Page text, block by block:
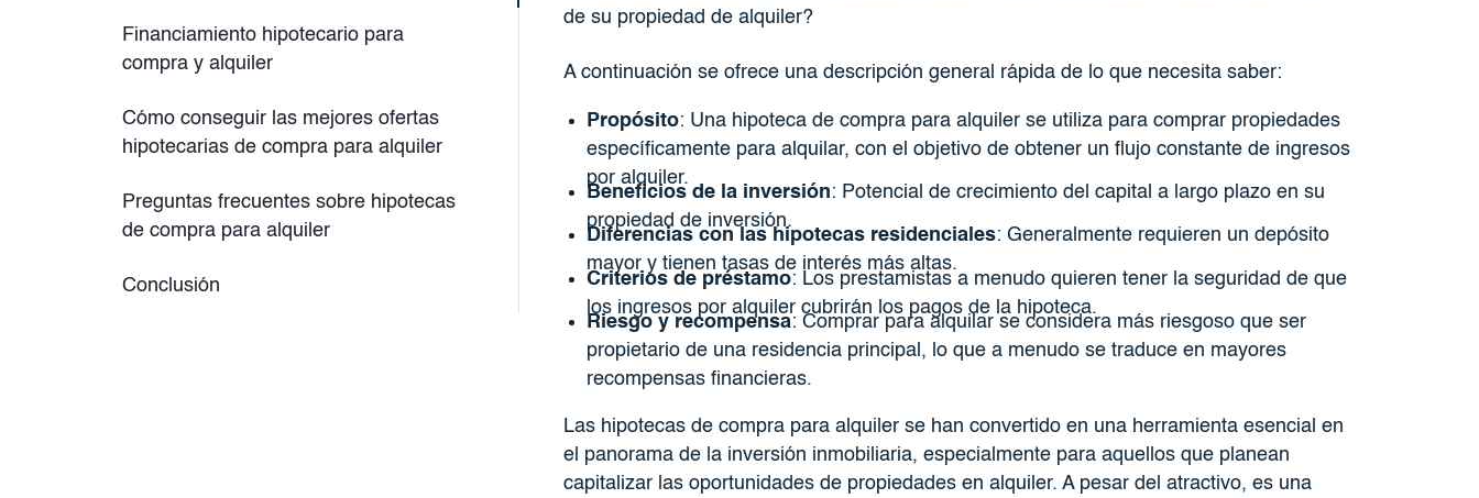
Financiamiento hipotecario para
compra y alquiler
Cómo conseguir las mejores ofertas
hipotecarias de compra para alquiler
Preguntas frecuentes sobre hipotecas
de compra para alquiler
Conclusión
de su propiedad de alquiler?
A continuación se ofrece una descripción general rápida de lo que necesita saber:
Propósito: Una hipoteca de compra para alquiler se utiliza para comprar propiedades
específicamente para alquilar, con el objetivo de obtener un flujo constante de ingresos
por alquiler.
Beneficios de la inversión: Potencial de crecimiento del capital a largo plazo en su
propiedad de inversión.
Diferencias con las hipotecas residenciales: Generalmente requieren un depósito
mayor y tienen tasas de interés más altas.
Criterios de préstamo: Los prestamistas a menudo quieren tener la seguridad de que
los ingresos por alquiler cubrirán los pagos de la hipoteca.
Riesgo y recompensa: Comprar para alquilar se considera más riesgoso que ser
propietario de una residencia principal, lo que a menudo se traduce en mayores
recompensas financieras.
Las hipotecas de compra para alquiler se han convertido en una herramienta esencial en
el panorama de la inversión inmobiliaria, especialmente para aquellos que planean
capitalizar las oportunidades de propiedades en alquiler. A pesar del atractivo, es una